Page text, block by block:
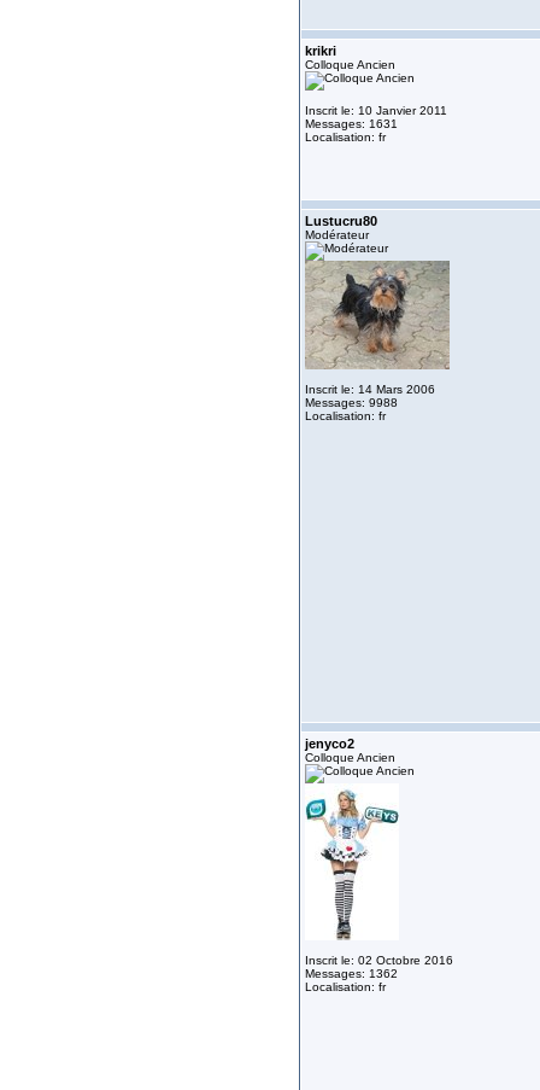
krikri
Colloque Ancien
Inscrit le: 10 Janvier 2011
Messages: 1631
Localisation: fr
Lustucru80
Modérateur
Inscrit le: 14 Mars 2006
Messages: 9988
Localisation: fr
jenyco2
Colloque Ancien
Inscrit le: 02 Octobre 2016
Messages: 1362
Localisation: fr